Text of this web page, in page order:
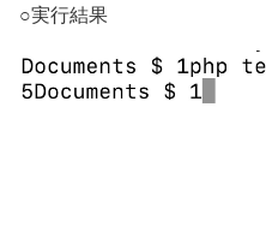
○実行結果